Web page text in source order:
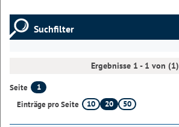
Suchfilter
Ergebnisse 1 - 1 von (1)
Seite
1
Einträge pro Seite
10 20 50